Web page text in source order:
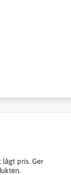
pris. Ger